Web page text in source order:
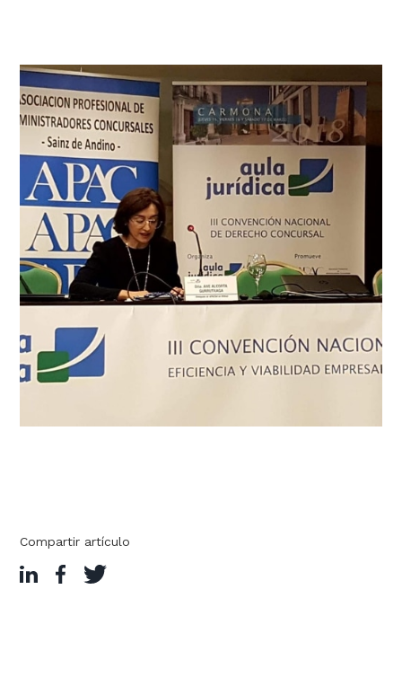
Compartir artículo